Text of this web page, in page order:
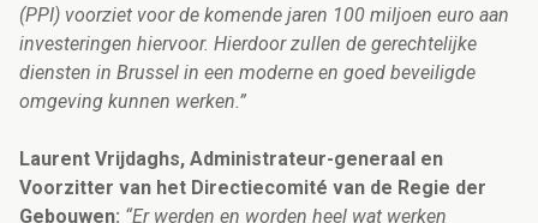
(PPI) voorziet voor de komende jaren 100 miljoen euro aan
investeringen hiervoor. Hierdoor zullen de gerechtelijke
diensten in Brussel in een moderne en goed beveiligde
omgeving kunnen werken.”
Laurent Vrijdaghs, Administrateur-generaal en
Voorzitter van het Directiecomité van de Regie der
Gebouwen: “Er werden en worden heel wat werken